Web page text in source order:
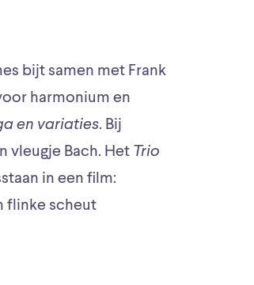
bijt samen met Frank
harmonium en
en variaties. Bij
vleugje Bach. Het Trio
in een film:
flinke scheut